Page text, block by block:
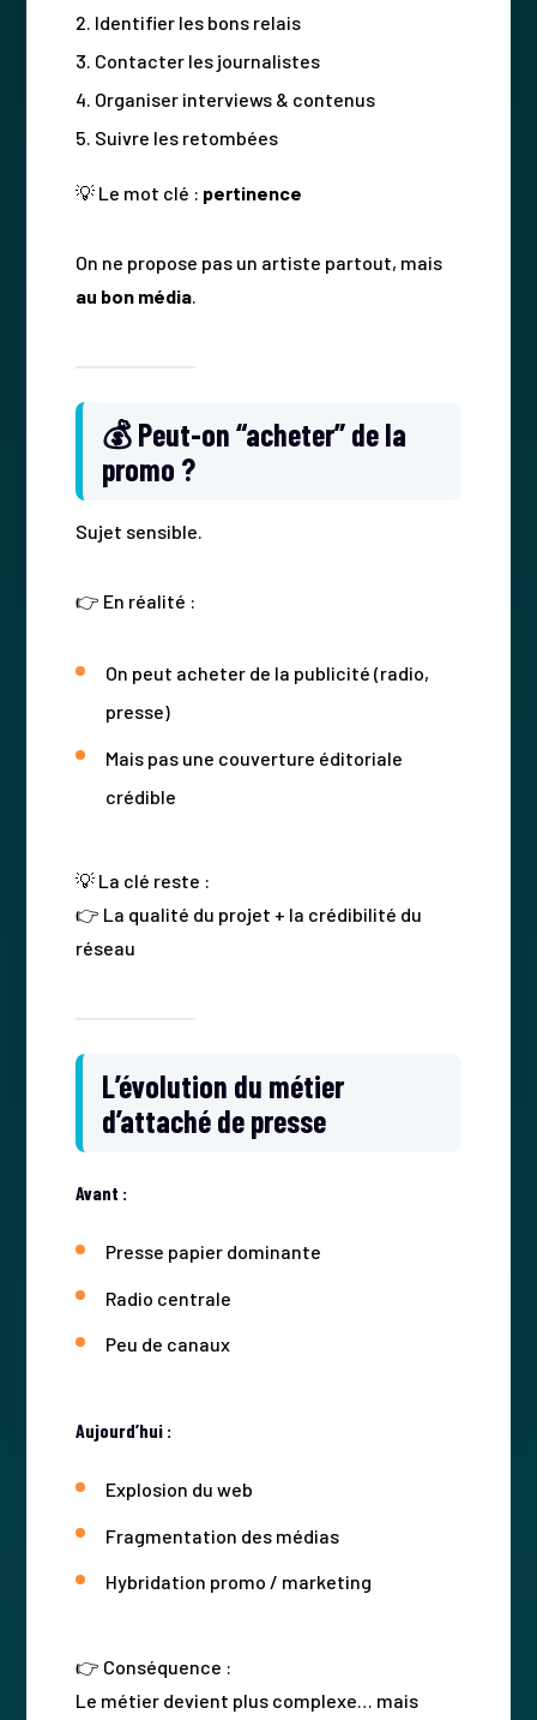
Identifier les bons relais
Contacter les journalistes
Organiser interviews & contenus
Suivre les retombées
💡 Le mot clé : pertinence
On ne propose pas un artiste partout, mais
au bon média.
💰 Peut-on “acheter” de la
promo ?
Sujet sensible.
👉 En réalité :
On peut acheter de la publicité (radio,
presse)
Mais pas une couverture éditoriale
crédible
💡 La clé reste :
👉 La qualité du projet + la crédibilité du
réseau
L’évolution du métier
d’attaché de presse
Avant :
Presse papier dominante
Radio centrale
Peu de canaux
Aujourd’hui :
Explosion du web
Fragmentation des médias
Hybridation promo / marketing
👉 Conséquence :
Le métier devient plus complexe… mais